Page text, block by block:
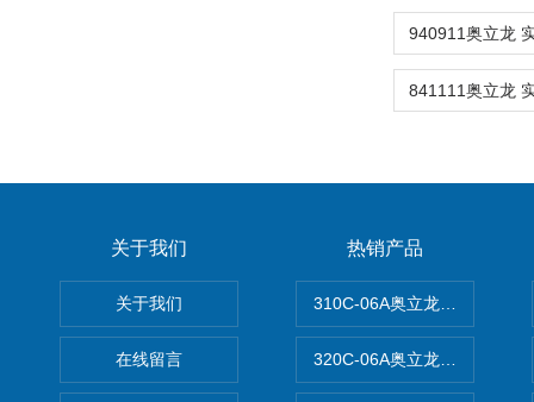
关于我们
关于我们
在线留言
热销产品
310C-06A奥立龙实验室台式
320C-06A奥立龙实验室便携